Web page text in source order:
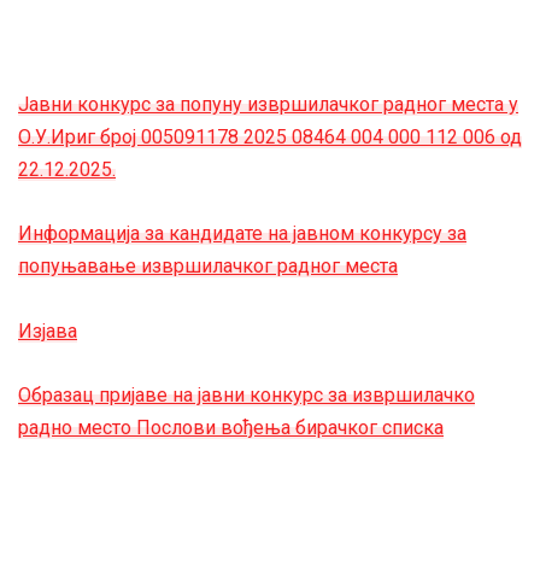
Јавни конкурс за попуну извршилачког радног места у
О.У.Ириг број 005091178 2025 08464 004 000 112 006 од
22.12.2025.
Информација за кандидате на јавном конкурсу за
попуњавање извршилачког радног места
Изјава
Образац пријаве на јавни конкурс за извршилачко
радно место Послови вођења бирачког списка